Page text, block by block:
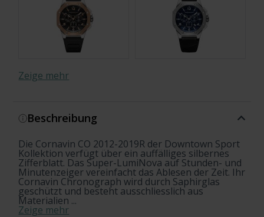
Zeige mehr
Beschreibung
Die Cornavin CO 2012-2019R der Downtown Sport
Kollektion verfügt über ein auffälliges silbernes
Zifferblatt. Das Super-LumiNova auf Stunden- und
Minutenzeiger vereinfacht das Ablesen der Zeit. Ihr
Cornavin Chronograph wird durch Saphirglas
geschützt und besteht ausschliesslich aus
Materialien ...
Zeige mehr